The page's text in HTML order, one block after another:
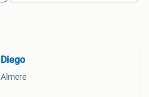
Diego
Almere